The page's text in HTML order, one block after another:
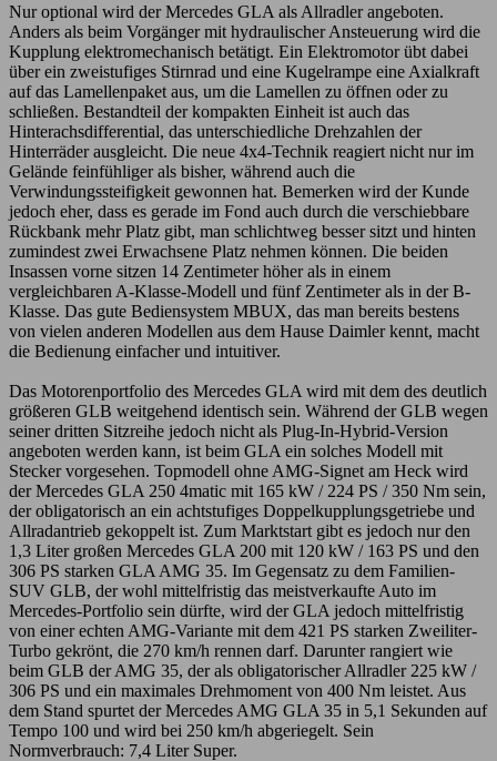
Nur optional wird der Mercedes GLA als Allradler angeboten.
Anders als beim Vorgänger mit hydraulischer Ansteuerung wird die
Kupplung elektromechanisch betätigt. Ein Elektromotor übt dabei
über ein zweistufiges Stirnrad und eine Kugelrampe eine Axialkraft
auf das Lamellenpaket aus, um die Lamellen zu öffnen oder zu
schließen. Bestandteil der kompakten Einheit ist auch das
Hinterachsdifferential, das unterschiedliche Drehzahlen der
Hinterräder ausgleicht. Die neue 4x4-Technik reagiert nicht nur im
Gelände feinfühliger als bisher, während auch die
Verwindungssteifigkeit gewonnen hat. Bemerken wird der Kunde
jedoch eher, dass es gerade im Fond auch durch die verschiebbare
Rückbank mehr Platz gibt, man schlichtweg besser sitzt und hinten
zumindest zwei Erwachsene Platz nehmen können. Die beiden
Insassen vorne sitzen 14 Zentimeter höher als in einem
vergleichbaren A-Klasse-Modell und fünf Zentimeter als in der B-
Klasse. Das gute Bediensystem MBUX, das man bereits bestens
von vielen anderen Modellen aus dem Hause Daimler kennt, macht
die Bedienung einfacher und intuitiver.
Das Motorenportfolio des Mercedes GLA wird mit dem des deutlich
größeren GLB weitgehend identisch sein. Während der GLB wegen
seiner dritten Sitzreihe jedoch nicht als Plug-In-Hybrid-Version
angeboten werden kann, ist beim GLA ein solches Modell mit
Stecker vorgesehen. Topmodell ohne AMG-Signet am Heck wird
der Mercedes GLA 250 4matic mit 165 kW / 224 PS / 350 Nm sein,
der obligatorisch an ein achtstufiges Doppelkupplungsgetriebe und
Allradantrieb gekoppelt ist. Zum Marktstart gibt es jedoch nur den
1,3 Liter großen Mercedes GLA 200 mit 120 kW / 163 PS und den
306 PS starken GLA AMG 35. Im Gegensatz zu dem Familien-
SUV GLB, der wohl mittelfristig das meistverkaufte Auto im
Mercedes-Portfolio sein dürfte, wird der GLA jedoch mittelfristig
von einer echten AMG-Variante mit dem 421 PS starken Zweiliter-
Turbo gekrönt, die 270 km/h rennen darf. Darunter rangiert wie
beim GLB der AMG 35, der als obligatorischer Allradler 225 kW /
306 PS und ein maximales Drehmoment von 400 Nm leistet. Aus
dem Stand spurtet der Mercedes AMG GLA 35 in 5,1 Sekunden auf
Tempo 100 und wird bei 250 km/h abgeriegelt. Sein
Normverbrauch: 7,4 Liter Super.